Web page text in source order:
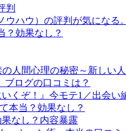
判
ハウ）の評判が気になる
？効果なし？
の人間心理の秘密～新し
ログの口コミは？
くぞ！』今モテ1／出会
本当？効果なし？
なし？内容暴露